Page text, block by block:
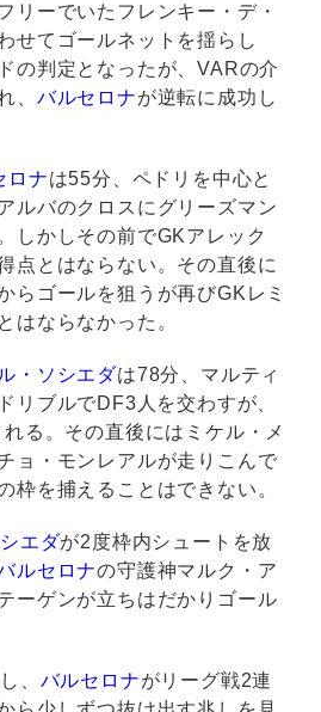
リーでいたフレンキー・デ・
せてゴールネットを揺らし
の判定となったが、VARの介
、 バルセロナが逆転に成功し
ロナは55分、ペドリを中心と
ルバのクロスにグリーズマン
しかしその前でGKアレック
点とはならない。その直後に
らゴールを狙うが再びGKレミ
はならなかった。
・ソシエダは78分、マルティ
リブルでDF3人を交わすが、
る。その直後にはミケル・メ
ョ・モンレアルが走りこんで
枠を捕えることはできない。
エダが2度枠内シュートを放
ルセロナの守護神マルク・ア
ーゲンが立ちはだかりゴール
、 バルセロナがリーグ戦2連